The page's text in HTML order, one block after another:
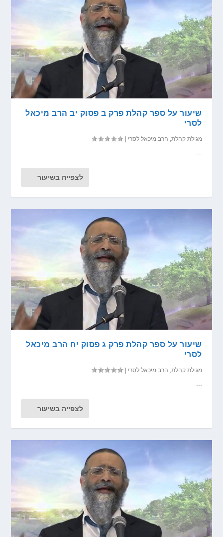
שיעור על ספר קהלת פרק ב פסוק יב הרב מיכאל
לסרי
מגילת קהלת, הרב מיכאל לסרי |
לצפייה בשיעור
שיעור על ספר קהלת פרק ג פסוק יח הרב מיכאל
לסרי
מגילת קהלת, הרב מיכאל לסרי |
לצפייה בשיעור